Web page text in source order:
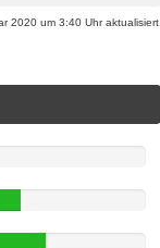
2020 um 3:40 Uhr aktualisiert.